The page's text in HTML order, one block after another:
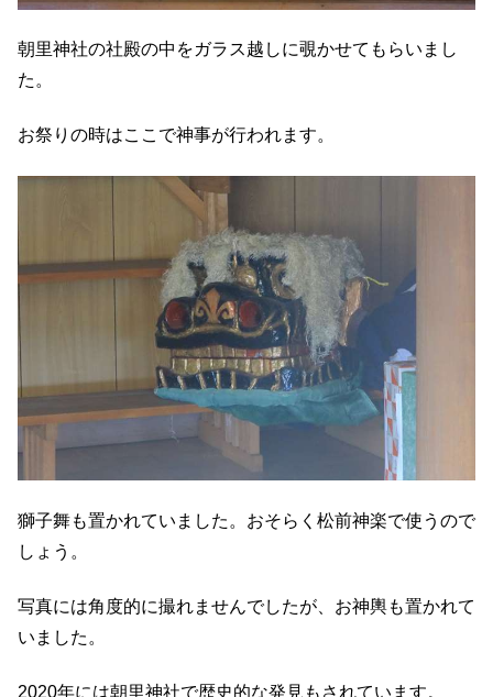
朝里神社の社殿の中をガラス越しに覗かせてもらいまし
た。
お祭りの時はここで神事が行われます。
獅子舞も置かれていました。おそらく松前神楽で使うので
しょう。
写真には角度的に撮れませんでしたが、お神輿も置かれて
いました。
2020年には朝里神社で歴史的な発見もされています。